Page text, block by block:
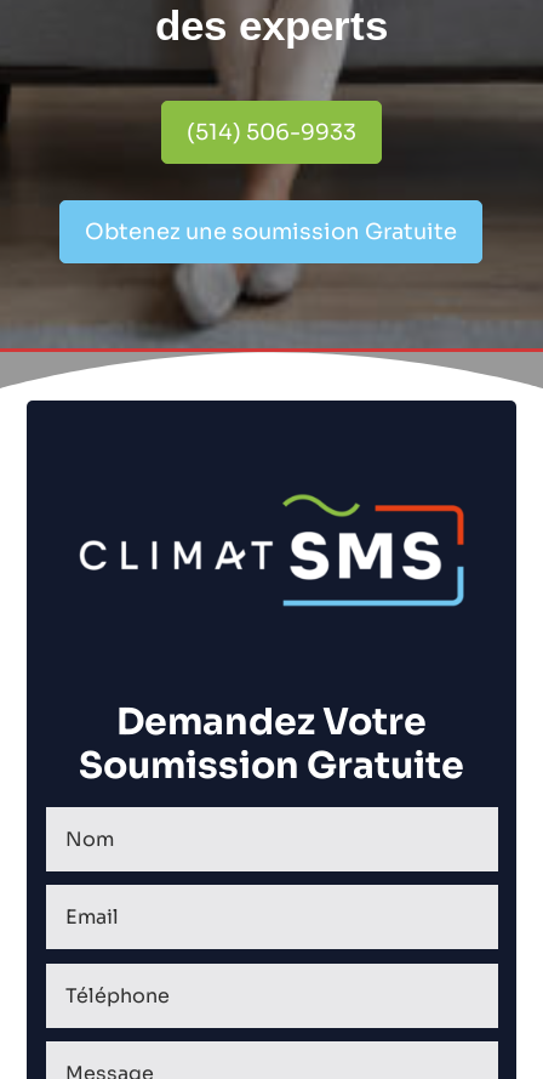
des experts
(514) 506-9933
Obtenez une soumission Gratuite
Demandez Votre
Soumission Gratuite